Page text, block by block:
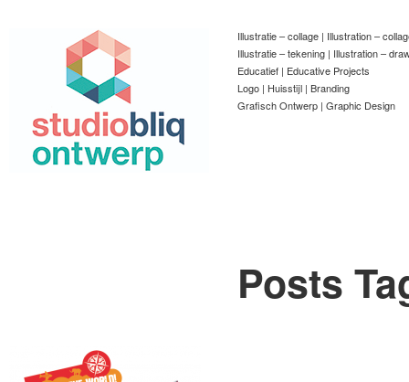
Illustratie – collage | Illustration –
Illustratie – tekening | Illustration –
Educatief | Educative Projects
Logo | Huisstijl | Branding
Grafisch Ontwerp | Graphic Design
Posts